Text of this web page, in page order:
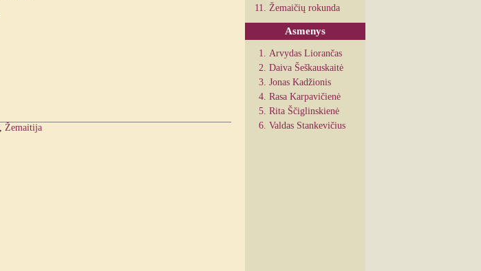
Žemaitija
Žemaičių rokunda
Asmenys
Arvydas Liorančas
Daiva Šeškauskaitė
Jonas Kadžionis
Rasa Karpavičienė
Rita Ščiglinskienė
Valdas Stankevičius